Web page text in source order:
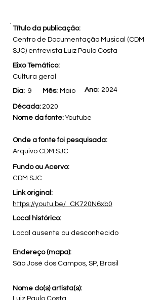
Título da publicação:
Centro de Documentação Musical (CDM
SJC) entrevista Luiz Paulo Costa
Eixo Temático:
Cultura geral
Dia: 9 Mês: Maio Ano:2024
Década:2020
Nome da fonte:Youtube
Onde a fonte foi pesquisada:
Arquivo CDM SJC
Fundo ou Acervo:
CDM SJC
Link original:
https://youtu.be/_CK720N6xb0
Local histórico:
Local ausente ou desconhecido
Endereço (mapa):
São José dos Campos, SP, Brasil
Nome do(s) artista(s):
Luiz Paulo Costa